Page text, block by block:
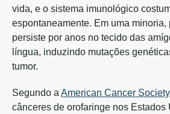
vida, e o sistema imunológico
espontaneamente. Em uma minoria,
persiste por anos no tecido das
língua, induzindo mutações
tumor.
Segundo a American Cancer Society
cânceres de orofaringe nos Estados